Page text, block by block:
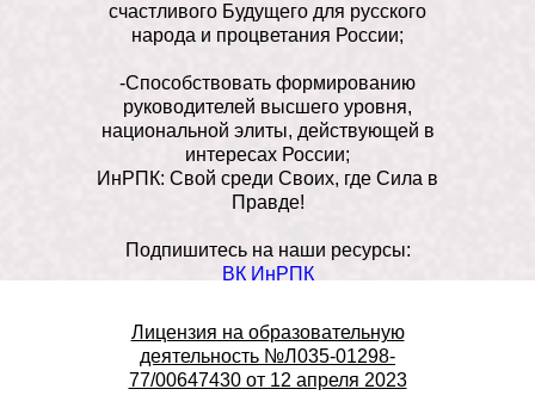
счастливого Будущего для русского
народа и процветания России;
-Способствовать формированию
руководителей высшего уровня,
национальной элиты, действующей в
интересах России;
ИнРПК: Свой среди Своих, где Сила в
Правде!
Подпишитесь на наши ресурсы:
ВК ИнРПК
Телеграм канал Клуба «Улица
правды»
Лицензия на образовательную
деятельность №Л035-01298-
77/00647430 от 12 апреля 2023